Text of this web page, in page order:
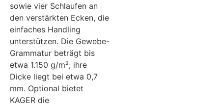
sowie vier Schlaufen an
den verstärkten Ecken, die
einfaches Handling
unterstützen. Die Gewebe-
Grammatur beträgt bis
etwa 1.150 g/m²; ihre
Dicke liegt bei etwa 0,7
mm. Optional bietet
KAGER die